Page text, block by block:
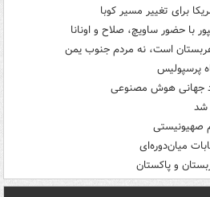
برای تغییر مسیر کوبا
با حضور ساویچ، صلاح و اونانا
است، نه مردم جنوب یمن
پرسپولیس
جهانی هوش مصنوعی
شد
صهیونیستی
میان‌دوره‌ای
و پاکستان